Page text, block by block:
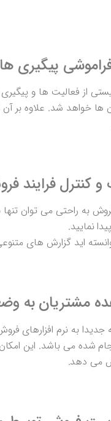
پیگیری
از فعالیت ها و
ها خواهد شد. علاوه بر
و کنترل فرایند
به راحتی می توان
نمایید.
اید گزارش های
مشتریان به
جدیدا به نرم افزارهای
شده می باشد. این
می دهد.